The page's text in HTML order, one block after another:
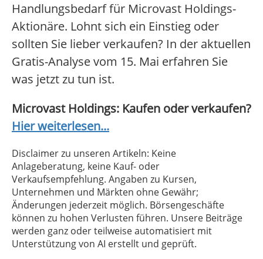
Handlungsbedarf für Microvast Holdings-
Aktionäre. Lohnt sich ein Einstieg oder
sollten Sie lieber verkaufen? In der aktuellen
Gratis-Analyse vom 15. Mai erfahren Sie
was jetzt zu tun ist.
Microvast Holdings: Kaufen oder verkaufen?
Hier weiterlesen...
Disclaimer zu unseren Artikeln: Keine
Anlageberatung, keine Kauf- oder
Verkaufsempfehlung. Angaben zu Kursen,
Unternehmen und Märkten ohne Gewähr;
Änderungen jederzeit möglich. Börsengeschäfte
können zu hohen Verlusten führen. Unsere Beiträge
werden ganz oder teilweise automatisiert mit
Unterstützung von AI erstellt und geprüft.